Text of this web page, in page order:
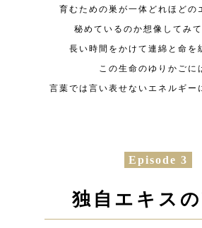
育むための巣が一体どれほどの
秘めているのか想像してみて
長い時間をかけて連綿と命を
この生命のゆりかごに
言葉では言い表せないエネルギー
Episode 3
独自エキス